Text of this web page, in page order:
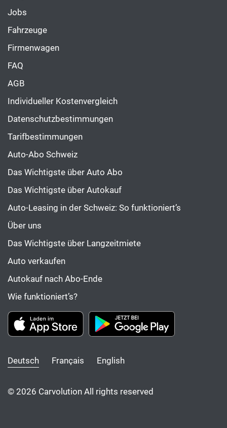
Jobs
Fahrzeuge
Firmenwagen
FAQ
AGB
Individueller Kostenvergleich
Datenschutzbestimmungen
Tarifbestimmungen
Auto-Abo Schweiz
Das Wichtigste über Auto Abo
Das Wichtigste über Autokauf
Auto-Leasing in der Schweiz: So funktioniert’s
Über uns
Das Wichtigste über Langzeitmiete
Auto verkaufen
Autokauf nach Abo-Ende
Wie funktioniert’s?
Deutsch Français English
© 2026 Carvolution All rights reserved